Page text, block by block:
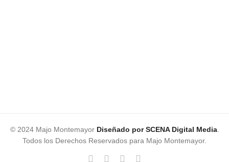
© 2024 Majo Montemayor Diseñado por SCENA Digital Media.
Todos los Derechos Reservados para Majo Montemayor.